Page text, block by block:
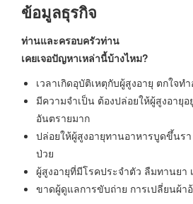
ข้อมูลธุรกิจ
ท่านและครอบครัวท่าน
เคยเจอปัญหาเหล่านี้บ้างไหม?
เวลาเกิดอุบัติเหตุกับผู้สูงอายุ ตกใจท
มีความจำเป็น ต้องปล่อยให้ผู้สูงอายุ
อันตรายมาก
ปล่อยให้ผู้สูงอายุทานอาหารบูดขึ้นร
ป่วย
ผู้สูงอายุที่มีโรคประจำตัว ลืมทานยา
ขาดผู้ดูแลการขับถ่าย การเปลี่ยนผ้า